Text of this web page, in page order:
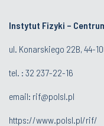
Instytut Fizyki –
ul. Konarskiego 22B, 44-
tel. : 32 237-22-16
email: rif@polsl.pl
https://www.polsl.pl/rif/